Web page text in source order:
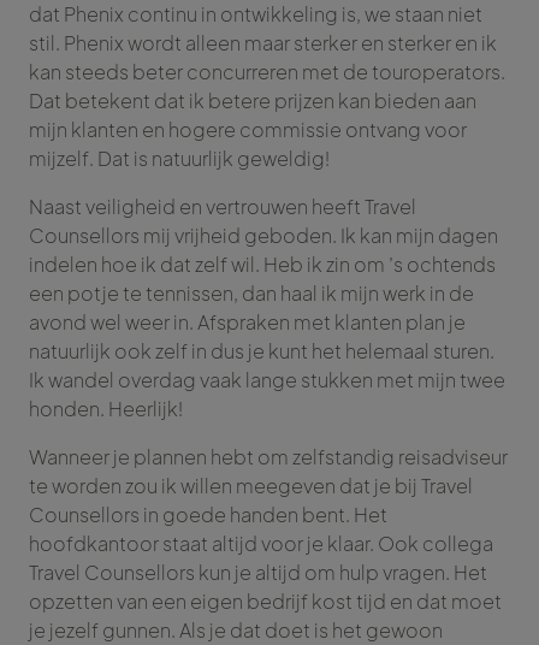
dat Phenix continu in ontwikkeling is, we staan niet
stil. Phenix wordt alleen maar sterker en sterker en ik
kan steeds beter concurreren met de touroperators.
Dat betekent dat ik betere prijzen kan bieden aan
mijn klanten en hogere commissie ontvang voor
mijzelf. Dat is natuurlijk geweldig!
Naast veiligheid en vertrouwen heeft Travel
Counsellors mij vrijheid geboden. Ik kan mijn dagen
indelen hoe ik dat zelf wil. Heb ik zin om ’s ochtends
een potje te tennissen, dan haal ik mijn werk in de
avond wel weer in. Afspraken met klanten plan je
natuurlijk ook zelf in dus je kunt het helemaal sturen.
Ik wandel overdag vaak lange stukken met mijn twee
honden. Heerlijk!
Wanneer je plannen hebt om zelfstandig reisadviseur
te worden zou ik willen meegeven dat je bij Travel
Counsellors in goede handen bent. Het
hoofdkantoor staat altijd voor je klaar. Ook collega
Travel Counsellors kun je altijd om hulp vragen. Het
opzetten van een eigen bedrijf kost tijd en dat moet
je jezelf gunnen. Als je dat doet is het gewoon